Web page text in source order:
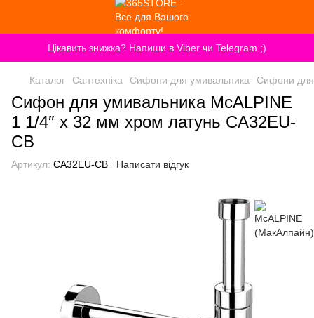
Цікавить знижка? Напиши в Viber чи Telegram ;)
Каталог Сантехніка Сифони для умивальника Сифони для
Сифон для умивальника McALPINE
1 1/4″ x 32 мм хром латунь CA32EU-
CB
Артикул: CA32EU-CB Написати відгук